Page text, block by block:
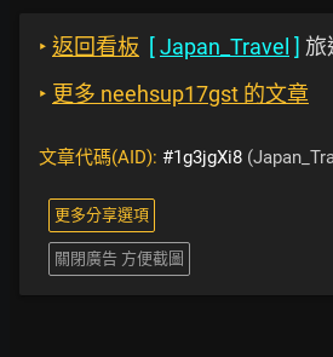
‣ 返回看板 [Japan_Travel ] 旅
‣ 更多 neehsup17gst 的文章
文章代碼(AID): #1g3jgXi8
更多分享選項
關閉廣告 方便截圖